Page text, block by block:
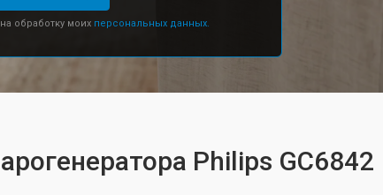
обработку моих персональных данных.
Philips GC6842